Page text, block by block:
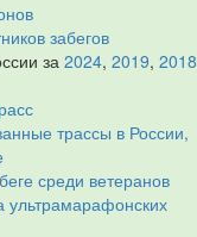
забегов
за 2024, 2019, 2018
трассы в России,
среди ветеранов
ультрамарафонских